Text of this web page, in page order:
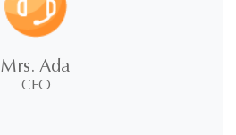
Mrs. Ada
CEO